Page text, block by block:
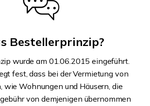
Bestellerprinzip?
wurde am 01.06.2015 eingeführt.
fest, dass bei der Vermietung von
Wohnungen und Häusern, die
von demjenigen übernommen